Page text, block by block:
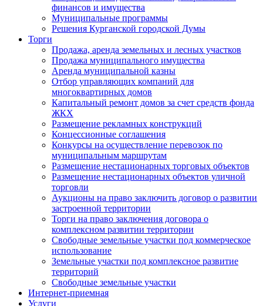
финансов и имущества
Муниципальные программы
Решения Курганской городской Думы
Торги
Продажа, аренда земельных и лесных участков
Продажа муниципального имущества
Аренда муниципальной казны
Отбор управляющих компаний для
многоквартирных домов
Капитальный ремонт домов за счет средств фонда
ЖКХ
Размещение рекламных конструкций
Концессионные соглашения
Конкурсы на осуществление перевозок по
муниципальным маршрутам
Размещение нестационарных торговых объектов
Размещение нестационарных объектов уличной
торговли
Аукционы на право заключить договор о развитии
застроенной территории
Торги на право заключения договора о
комплексном развитии территории
Свободные земельные участки под коммерческое
использование
Земельные участки под комплексное развитие
территорий
Свободные земельные участки
Интернет-приемная
Услуги